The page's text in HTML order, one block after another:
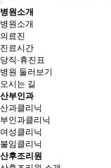
병원소개
병원소개
의료진
진료시간
당직·휴진표
병원 둘러보기
오시는 길
산부인과
산과클리닉
부인과클리닉
여성클리닉
불임클리닉
산후조리원